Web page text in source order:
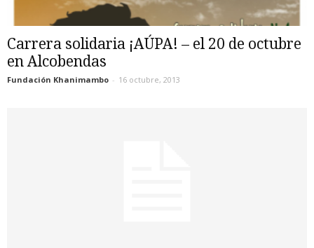
Carrera solidaria ¡AÚPA! – el 20 de octubre
en Alcobendas
Fundación Khanimambo - 16 octubre, 2013